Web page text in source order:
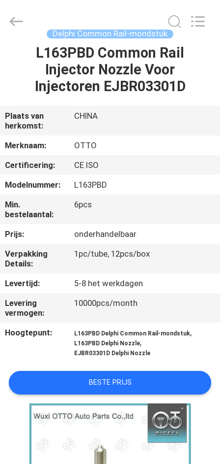
THUIS
PRODUCTEN
OVER
ONS
FABRIEKSTOUR
NEEM
CONTACT
MET
ONS
SITEMAP
PRIVACY
AUTO
PARTS
Delphi Common Rail-mondstuk
L163PBD Common Rail
Injector Nozzle Voor
Injectoren EJBR03301D
Plaats van
herkomst:
CHINA
Merknaam:
OTTO
Certificering:
CE ISO
Modelnummer:
L163PBD
Min.
bestelaantal:
6pcs
Prijs:
onderhandelbaar
Verpakking
Details:
1pc/tube, 12pcs/box
Levertijd:
5-8 het werkdagen
Levering
vermogen:
10000pcs/month
Hoogtepunt: L163PBD Delphi Common Rail-mondstuk,
L163PBD Delphi Nozzle,
EJBR03301D Delphi Nozzle
BESTE PRIJS